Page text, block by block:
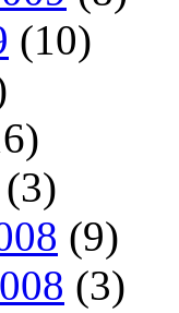
(10)
(3)
(9)
(3)